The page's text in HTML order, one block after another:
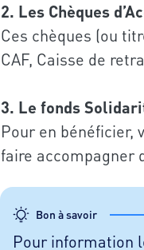
2. Les Chèques
Ces chèques (ou
CAF, Caisse de
3. Le fonds
Pour en bénéficier,
faire accompagner
Bon à savoir
Pour information